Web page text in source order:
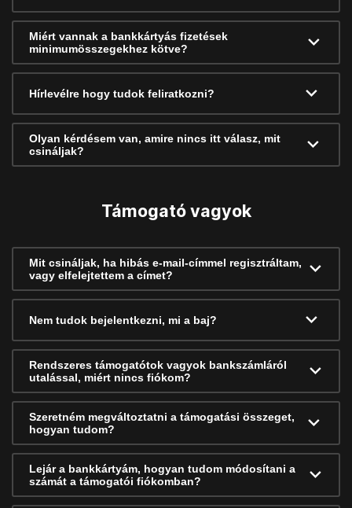
Miért vannak a bankkártyás fizetések
minimumösszegekhez kötve?
Hírlevélre hogy tudok feliratkozni?
Olyan kérdésem van, amire nincs itt válasz, mit
csináljak?
Támogató vagyok
Mit csináljak, ha hibás e-mail-címmel regisztráltam,
vagy elfelejtettem a címet?
Nem tudok bejelentkezni, mi a baj?
Rendszeres támogatótok vagyok bankszámláról
utalással, miért nincs fiókom?
Szeretném megváltoztatni a támogatási összeget,
hogyan tudom?
Lejár a bankkártyám, hogyan tudom módosítani a
számát a támogatói fiókomban?